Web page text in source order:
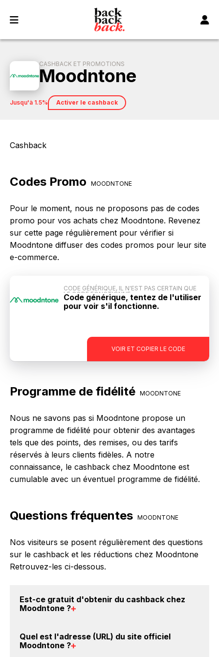
CASHBACK ET PROMOTIONS
Moodntone
jusqu'à 1.5% Activer le cashback
Cashback
Codes Promo MOODNTONE
Pour le moment, nous ne proposons pas de codes
promo pour vos achats chez Moodntone. Revenez
sur cette page régulièrement pour vérifier si
Moodntone diffuser des codes promos pour leur site
e-commerce.
VOIR ET COPIER LE CODE
CODE GÉNÉRIQUE, IL N'EST PAS CERTAIN QUE
LE CODE FONCTIONNE
Code générique, tentez de l'utiliser
pour voir s'il fonctionne.
Programme de fidélité MOODNTONE
Nous ne savons pas si Moodntone propose un
programme de fidélité pour obtenir des avantages
tels que des points, des remises, ou des tarifs
réservés à leurs clients fidèles. A notre
connaissance, le cashback chez Moodntone est
cumulable avec un éventuel programme de fidélité.
Questions fréquentes MOODNTONE
Nos visiteurs se posent régulièrement des questions
sur le cashback et les réductions chez Moodntone
Retrouvez-les ci-dessous.
Est-ce gratuit d'obtenir du cashback chez
Moodntone ?
compte gratuitement pour cumuler vos réductions
Quel est l'adresse (URL) du site officiel
Moodntone ?